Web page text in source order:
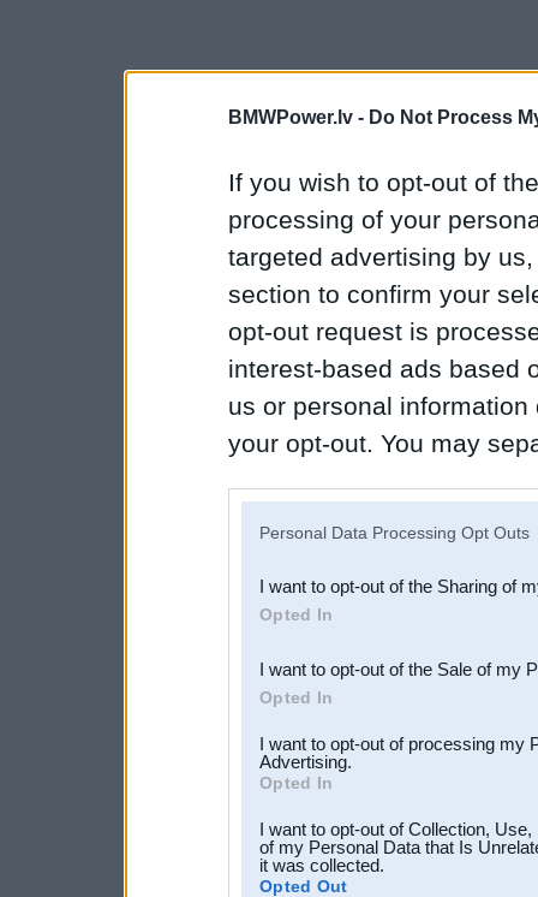
BMWPower.lv - Do Not Process
If you wish to opt-out of
processing of your
targeted advertising by
section to confirm your
opt-out request is
interest-based ads based
us or personal
your opt-out. You may
Downstream Participants
third parties.
Personal Data Processing Opt Outs
I want to opt-out of the Sharing of
Opted In
I want to opt-out of the Sale of my
Opted In
I want to opt-out of processing my
Advertising.
Opted In
I want to opt-out of Collection,
of my Personal Data that Is
it was collected.
Opted Out